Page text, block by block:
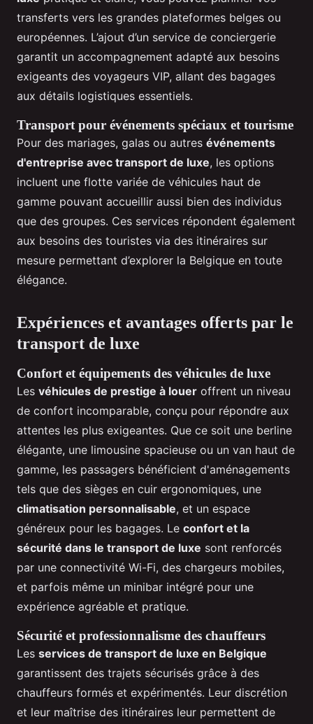
transferts vers les grandes plateformes belges ou
européennes. L’ajout d’un service de conciergerie
garantit un accompagnement adapté aux besoins
exigeants des voyageurs VIP, allant des bagages
aux détails logistiques essentiels.
Transport pour événements spéciaux et tourisme
Pour des mariages, galas ou autres événements
d'entreprise avec transport de luxe, les options
incluent une flotte variée de véhicules haut de
gamme pouvant accueillir aussi bien des individus
que des groupes. Ces services répondent également
aux besoins des touristes via des itinéraires sur
mesure permettant d’explorer la Belgique en toute
élégance.
Expériences et avantages offerts par le
transport de luxe
Confort et équipements des véhicules de luxe
Les véhicules de prestige à louer offrent un niveau
de confort incomparable, conçu pour répondre aux
attentes les plus exigeantes. Que ce soit une berline
élégante, une limousine spacieuse ou un van haut de
gamme, les passagers bénéficient d'aménagements
tels que des sièges en cuir ergonomiques, une
climatisation personnalisable, et un espace
généreux pour les bagages. Le confort et la
sécurité dans le transport de luxe sont renforcés
par une connectivité Wi-Fi, des chargeurs mobiles,
et parfois même un minibar intégré pour une
expérience agréable et pratique.
Sécurité et professionnalisme des chauffeurs
Les services de transport de luxe en Belgique
garantissent des trajets sécurisés grâce à des
chauffeurs formés et expérimentés. Leur discrétion
et leur maîtrise des itinéraires leur permettent de